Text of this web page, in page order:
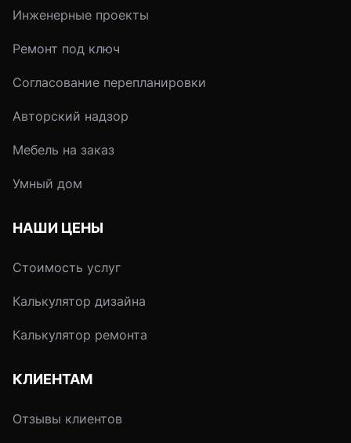
Инженерные проекты
Ремонт под ключ
Согласование перепланировки
Авторский надзор
Мебель на заказ
Умный дом
НАШИ ЦЕНЫ
Стоимость услуг
Калькулятор дизайна
Калькулятор ремонта
КЛИЕНТАМ
Отзывы клиентов